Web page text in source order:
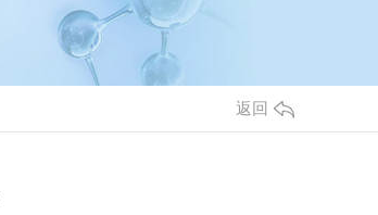
返回